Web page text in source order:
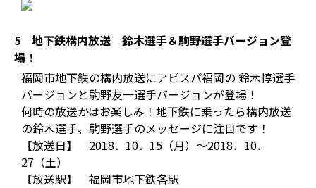
5 地下鉄構内放送 鈴木選手＆駒野選手バージョン登
場！
福岡市地下鉄の構内放送にアビスパ福岡の 鈴木惇選手
バージョンと駒野友一選手バージョンが登場！
何時の放送かはお楽しみ！地下鉄に乗ったら構内放送
の鈴木選手、駒野選手のメッセージに注目です！
【放送日】 2018．10．15（月）～2018．10．
27（土）
【放送駅】 福岡市地下鉄各駅